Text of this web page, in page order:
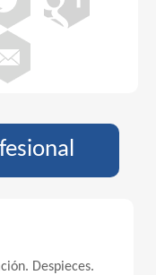
Despieces.